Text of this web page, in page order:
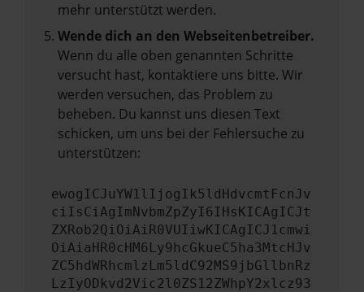
mehr unterstützt werden.
Wende dich an den Webseitenbetreiber.
Wenn du alle oben genannten Schritte
versucht hast, kontaktiere uns bitte. Wir
werden versuchen, das Problem zu
beheben. Du kannst uns diesen Text
schicken, um uns bei der Fehlersuche zu
unterstützen:
ewogICJuYW1lIjogIk5ldHdvcmtFcnJv
ciIsCiAgImNvbmZpZyI6IHsKICAgICJt
ZXRob2QiOiAiR0VUIiwKICAgICJ1cmwi
OiAiaHR0cHM6Ly9hcGkueC5ha3MtcHJv
ZC5hdWRhcmlzLm5ldC92MS9jbGllbnRz
LzIyODkvd2Vic2l0ZS12ZWhpY2xlcz93